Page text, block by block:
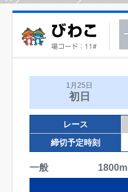
1月25日
初日
レース
締切予定時刻
一般 1800m